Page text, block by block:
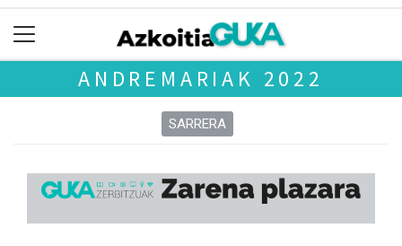
ANDREMARIAK 2022
SARRERA